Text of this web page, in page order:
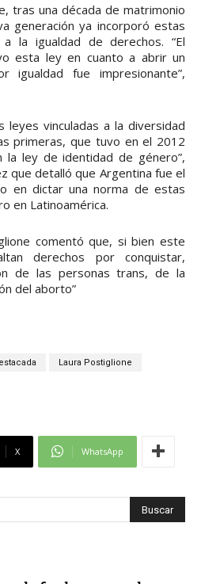
tras una década de matrimonio
generación ya incorporó estas
a la igualdad de derechos. “El
esta ley en cuanto a abrir un
igualdad fue impresionante”,
leyes vinculadas a la diversidad
primeras, que tuvo en el 2012
ley de identidad de género”,
que detalló que Argentina fue el
en dictar una norma de estas
en Latinoamérica.
comentó que, si bien este
derechos por conquistar,
de las personas trans, de la
del aborto”
Laura Postiglione
X WhatsApp